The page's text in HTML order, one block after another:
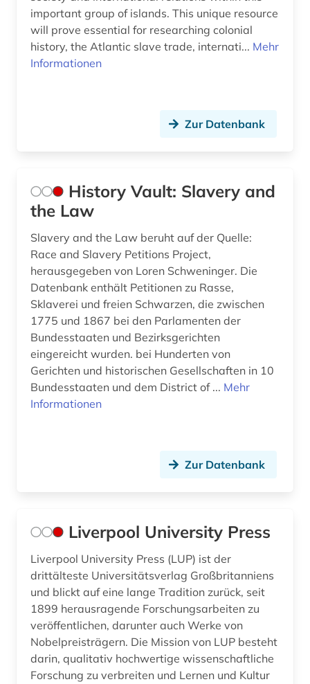
important group of islands. This unique resource
will prove essential for researching colonial
history, the Atlantic slave trade, internati... Mehr
Informationen
Zur Datenbank
History Vault: Slavery and
the Law
Slavery and the Law beruht auf der Quelle:
Race and Slavery Petitions Project,
herausgegeben von Loren Schweninger. Die
Datenbank enthält Petitionen zu Rasse,
Sklaverei und freien Schwarzen, die zwischen
1775 und 1867 bei den Parlamenten der
Bundesstaaten und Bezirksgerichten
eingereicht wurden. bei Hunderten von
Gerichten und historischen Gesellschaften in 10
Bundesstaaten und dem District of ... Mehr
Informationen
Zur Datenbank
Liverpool University Press
Liverpool University Press (LUP) ist der
drittälteste Universitätsverlag Großbritanniens
und blickt auf eine lange Tradition zurück, seit
1899 herausragende Forschungsarbeiten zu
veröffentlichen, darunter auch Werke von
Nobelpreisträgern. Die Mission von LUP besteht
darin, qualitativ hochwertige wissenschaftliche
Forschung zu verbreiten und Lernen und Kultur